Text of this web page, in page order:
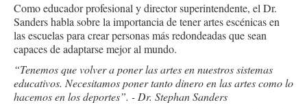
Como educador profesional y director superintendente, el Dr.
Sanders habla sobre la importancia de tener artes escénicas en
las escuelas para crear personas más redondeadas que sean
capaces de adaptarse mejor al mundo.
“Tenemos que volver a poner las artes en nuestros sistemas
educativos. Necesitamos poner tanto dinero en las artes como lo
hacemos en los deportes”. - Dr. Stephan Sanders